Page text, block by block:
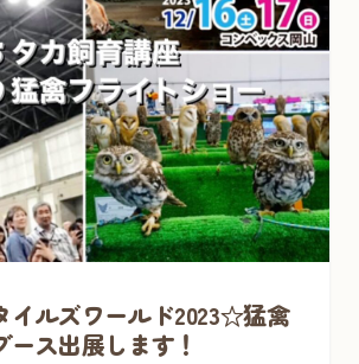
イルズワールド2023☆猛禽
ス出展します！